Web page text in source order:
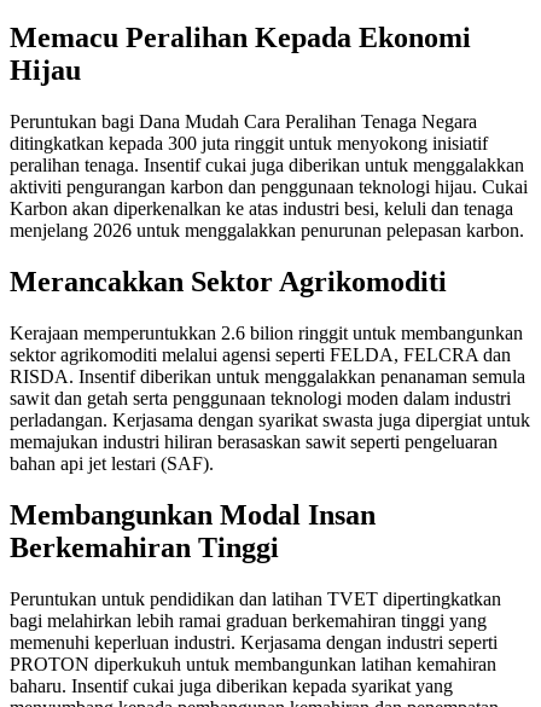
Memacu Peralihan Kepada Ekonomi
Hijau
Peruntukan bagi Dana Mudah Cara Peralihan Tenaga Negara
ditingkatkan kepada 300 juta ringgit untuk menyokong inisiatif
peralihan tenaga. Insentif cukai juga diberikan untuk menggalakkan
aktiviti pengurangan karbon dan penggunaan teknologi hijau. Cukai
Karbon akan diperkenalkan ke atas industri besi, keluli dan tenaga
menjelang 2026 untuk menggalakkan penurunan pelepasan karbon.
Merancakkan Sektor Agrikomoditi
Kerajaan memperuntukkan 2.6 bilion ringgit untuk membangunkan
sektor agrikomoditi melalui agensi seperti FELDA, FELCRA dan
RISDA. Insentif diberikan untuk menggalakkan penanaman semula
sawit dan getah serta penggunaan teknologi moden dalam industri
perladangan. Kerjasama dengan syarikat swasta juga dipergiat untuk
memajukan industri hiliran berasaskan sawit seperti pengeluaran
bahan api jet lestari (SAF).
Membangunkan Modal Insan
Berkemahiran Tinggi
Peruntukan untuk pendidikan dan latihan TVET dipertingkatkan
bagi melahirkan lebih ramai graduan berkemahiran tinggi yang
memenuhi keperluan industri. Kerjasama dengan industri seperti
PROTON diperkukuh untuk membangunkan latihan kemahiran
baharu. Insentif cukai juga diberikan kepada syarikat yang